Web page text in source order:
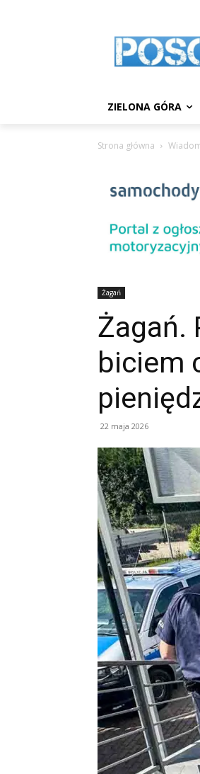
ZIELONA GÓRA
Strona główna
Żagań
Żagań.
biciem
22 maja 2026